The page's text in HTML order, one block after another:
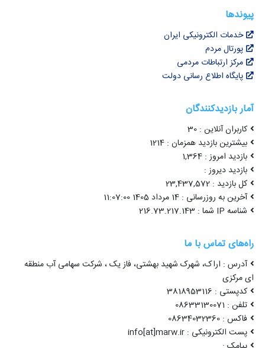
پیوندها
خدمات الکترونیکی ایران
پورتال مردم
مرکز ارتباطات مردمی
پایگاه اطلاع رسانی دولت
آمار بازدیدکنندگان
کاربران آنلاین : 30
بیشترین بازدید همزمان : 1214
بازدید امروز : 1,364
بازدید دیروز :
کل بازدید : 23,437,572
آخرین به روزرسانی : 14 مرداد 1405 11:07:00
شناسه IP شما : 216.73.217.143
راه‌های تماس با ما
آدرس : اراک، شهرک شهید بهشتی، فاز یک ، شرکت سهامی آب منطقه
ای مرکزی
کدپستی : 3818953116
تلفن : 08633130071
فاکس : 08634032360
پست الکترونیکی : info[at]marw.ir